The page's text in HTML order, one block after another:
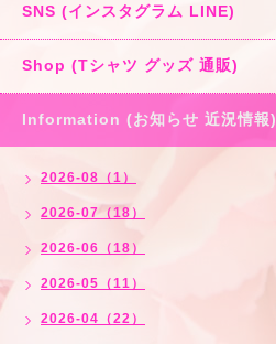
SNS (インスタグラム LINE)
Shop (Tシャツ グッズ 通販)
Information (お知らせ 近況情報)
2026-08（1）
2026-07（18）
2026-06（18）
2026-05（11）
2026-04（22）